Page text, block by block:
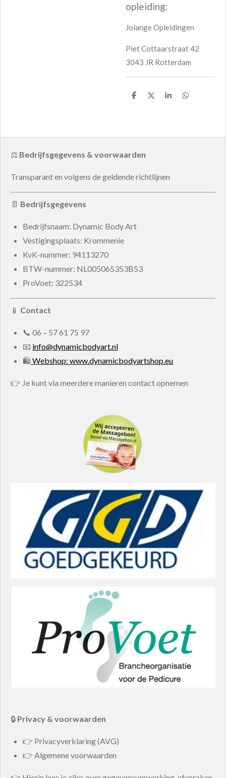
opleiding:
Jolange Opleidingen
Piet Cottaarstraat 42
3043 JR Rotterdam
D
D
S
D
⚖️ Bedrijfsgegevens & voorwaarden
Transparant en volgens de geldende richtlijnen
📄 Bedrijfsgegevens
Bedrijfsnaam: Dynamic Body Art
Vestigingsplaats: Krommenie
KvK-nummer: 94113270
BTW-nummer: NL005065353B53
ProVoet: 322534
📱 Contact
📞 06 – 57 61 75 97
📧 info@dynamicbodyart.nl
🛍 Webshop: www.dynamicbodyartshop.eu
👉 Je kunt via meerdere manieren contact opnemen
🔒 Privacy & voorwaarden
👉 Privacyverklaring (AVG)
👉 Algemene voorwaarden